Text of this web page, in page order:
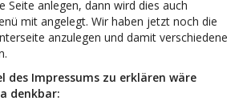
Seite anlegen, dann wird dies auch
mit angelegt. Wir haben jetzt noch die
anzulegen und damit verschiedene
des Impressums zu erklären wäre
denkbar: